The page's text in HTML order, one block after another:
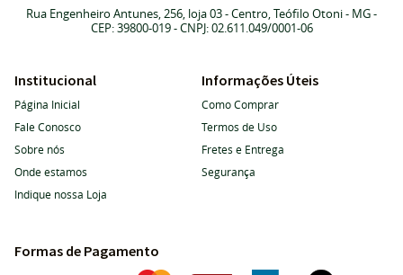
Rua Engenheiro Antunes, 256, loja 03-Centro, Teófilo Otoni- MG-
CEP: 39800-019- CNPJ: 02.611.049/0001-06
Institucional
Página Inicial
Fale Conosco
Sobre nós
Onde estamos
Indique nossa Loja
Informações Úteis
Como Comprar
Termos de Uso
Fretes e Entrega
Segurança
Formas de Pagamento